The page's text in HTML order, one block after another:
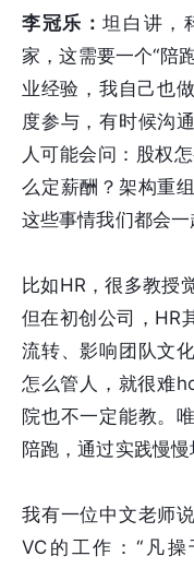
李冠乐：坦白讲，
家，这需要一个“陪
业经验，我自己也
度参与，有时候沟
人可能会问：股权
么定薪酬？架构重
这些事情我们都会一
比如HR，很多教授
但在初创公司，HR
流转、影响团队文
怎么管人，就很难
院也不一定能教。
陪跑，通过实践慢慢
我有一位中文老师
VC的工作：“凡